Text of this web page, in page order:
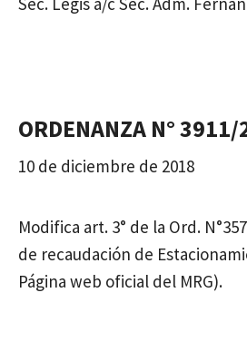
ORDENANZA N°
10 de diciembre de 2018
Modifica art. 3° de la Ord.
de recaudación de
Página web oficial del MRG).